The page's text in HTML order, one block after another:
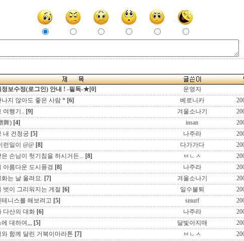
보수정(로그인) 안내 ! -필독-★[0] 운영자
지 않아도 좋은 사람 * [6] 베로니카
여행기.. [9] 겨울소나기
舞) [4] insan
내 건청궁 [5] 나주라
런일이 @@ [8] 다가가다
은 손님이 헛기침을 하시거든... [8] ㅂㄴㅅ
아름다운 도시풍경 [8] 나주라
화는 날 울려요. [7] 겨울소나기
벗이 그리워지는 게절 [6] 일수불퇴
테니스를 해보려고 [5] smurf
다산의 대화 [6] 나주라
대하여,,, [5] 달빛아지매
와 함께 달린 거북이마라톤 [7] ㅂㄴㅅ